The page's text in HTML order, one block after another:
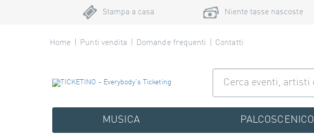
Stampa a casa Niente tasse nascoste
Home Punti vendita Domande frequenti Contatti
MUSICA PALCOSCENICO